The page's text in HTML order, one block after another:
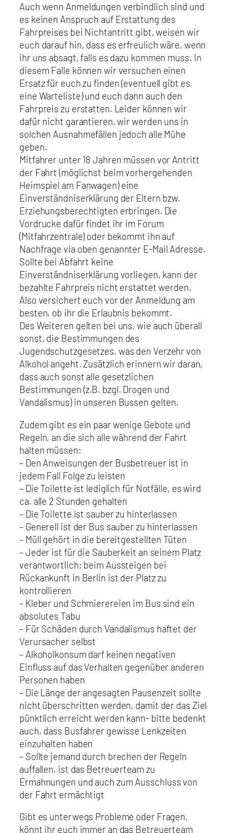
Auch wenn Anmeldungen verbindlich sind und
es keinen Anspruch auf Erstattung des
Fahrpreises bei Nichtantritt gibt, weisen wir
euch darauf hin, dass es erfreulich wäre, wenn
ihr uns absagt, falls es dazu kommen muss. In
diesem Falle können wir versuchen einen
Ersatz für euch zu finden (eventuell gibt es
eine Warteliste) und euch dann auch den
Fahrpreis zu erstatten. Leider können wir
dafür nicht garantieren, wir werden uns in
solchen Ausnahmefällen jedoch alle Mühe
geben.
Mitfahrer unter 18 Jahren müssen vor Antritt
der Fahrt (möglichst beim vorhergehenden
Heimspiel am Fanwagen) eine
Einverständniserklärung der Eltern bzw.
Erziehungsberechtigten erbringen. Die
Vordrucke dafür findet ihr im Forum
(Mitfahrzentrale) oder bekommt ihn auf
Nachfrage via oben genannter E-Mail Adresse.
Sollte bei Abfahrt keine
Einverständniserklärung vorliegen, kann der
bezahlte Fahrpreis nicht erstattet werden.
Also versichert euch vor der Anmeldung am
besten, ob ihr die Erlaubnis bekommt.
Des Weiteren gelten bei uns, wie auch überall
sonst, die Bestimmungen des
Jugendschutzgesetzes, was den Verzehr von
Alkohol angeht. Zusätzlich erinnern wir daran,
dass auch sonst alle gesetzlichen
Bestimmungen (z.B. bzgl. Drogen und
Vandalismus) in unseren Bussen gelten.
Zudem gibt es ein paar wenige Gebote und
Regeln, an die sich alle während der Fahrt
halten müssen:
– Den Anweisungen der Busbetreuer ist in
jedem Fall Folge zu leisten
– Die Toilette ist lediglich für Notfälle, es wird
ca. alle 2 Stunden gehalten
– Die Toilette ist sauber zu hinterlassen
– Generell ist der Bus sauber zu hinterlassen
– Müll gehört in die bereitgestellten Tüten
– Jeder ist für die Sauberkeit an seinem Platz
verantwortlich; beim Aussteigen bei
Rückankunft in Berlin ist der Platz zu
kontrollieren
– Kleber und Schmierereien im Bus sind ein
absolutes Tabu
– Für Schäden durch Vandalismus haftet der
Verursacher selbst
– Alkoholkonsum darf keinen negativen
Einfluss auf das Verhalten gegenüber anderen
Personen haben
– Die Länge der angesagten Pausenzeit sollte
nicht überschritten werden, damit der das Ziel
pünktlich erreicht werden kann- bitte bedenkt
auch, dass Busfahrer gewisse Lenkzeiten
einzuhalten haben
– Sollte jemand durch brechen der Regeln
auffallen, ist das Betreuerteam zu
Ermahnungen und auch zum Ausschluss von
der Fahrt ermächtigt
Gibt es unterwegs Probleme oder Fragen,
könnt ihr euch immer an das Betreuerteam